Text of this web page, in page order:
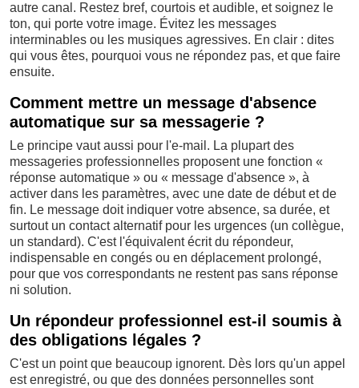
autre canal. Restez bref, courtois et audible, et soignez le
ton, qui porte votre image. Évitez les messages
interminables ou les musiques agressives. En clair : dites
qui vous êtes, pourquoi vous ne répondez pas, et que faire
ensuite.
Comment mettre un message d'absence
automatique sur sa messagerie ?
Le principe vaut aussi pour l'e-mail. La plupart des
messageries professionnelles proposent une fonction «
réponse automatique » ou « message d'absence », à
activer dans les paramètres, avec une date de début et de
fin. Le message doit indiquer votre absence, sa durée, et
surtout un contact alternatif pour les urgences (un collègue,
un standard). C'est l'équivalent écrit du répondeur,
indispensable en congés ou en déplacement prolongé,
pour que vos correspondants ne restent pas sans réponse
ni solution.
Un répondeur professionnel est-il soumis à
des obligations légales ?
C'est un point que beaucoup ignorent. Dès lors qu'un appel
est enregistré, ou que des données personnelles sont